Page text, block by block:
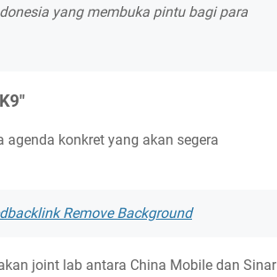
yang membuka pintu bagi para
konkret yang akan segera
Remove Background
joint lab antara China Mobile dan Sinar